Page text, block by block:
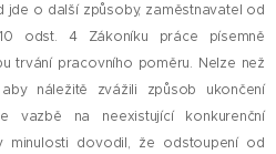
jde o další způsoby, zaměstnavatel od
odst. 4 Zákoníku práce písemně
trvání pracovního poměru. Nelze než
náležitě zvážili způsob ukončení
vazbě na neexistující konkurenční
minulosti dovodil, že odstoupení od